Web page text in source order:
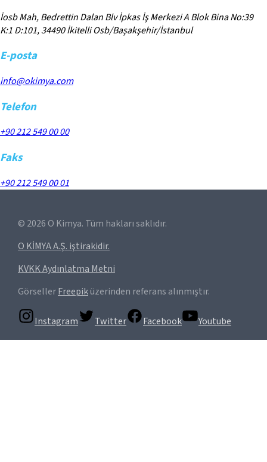
İosb Mah, Bedrettin Dalan Blv İpkas İş Merkezi A Blok Bina No:39
K:1 D:101, 34490 İkitelli Osb/Başakşehir/İstanbul
E-posta
info@okimya.com
Telefon
+90 212 549 00 00
Faks
+90 212 549 00 01
© 2026 O Kimya. Tüm hakları saklıdır.
O KİMYA A.Ş. iştirakidir.
KVKK Aydınlatma Metni
GörsellerFreepiküzerinden referans alınmıştır.
Instagram Twitter Facebook Youtube